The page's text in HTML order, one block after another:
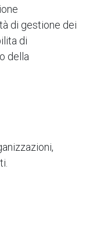
di gestione dei
di
della